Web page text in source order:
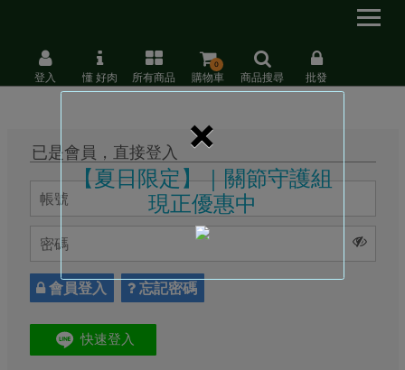
登入 懂 好肉 所有商品 購物車
0
商品搜尋 批發
已是會員，直接登入
會員登入 忘記密碼
×
【夏日限定】｜關節守護組
現正優惠中